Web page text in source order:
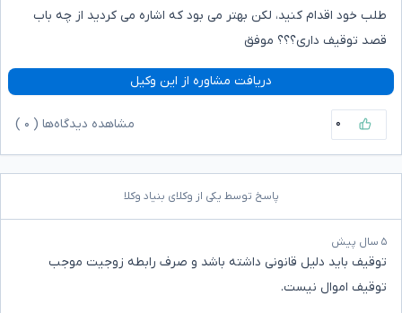
طلب خود اقدام کنید، لکن بهتر می بود که اشاره می کردید از چه باب
قصد توقیف داری؟؟؟ موفق
دریافت مشاوره از این وکیل
۰ مشاهده دیدگاه‌ها ( ۰
پاسخ توسط یکی از وکلای بنیاد وکلا
۵ سال پیش
توقیف باید دلیل قانونی داشته باشد و صرف رابطه زوجیت موجب
توقیف اموال نیست.